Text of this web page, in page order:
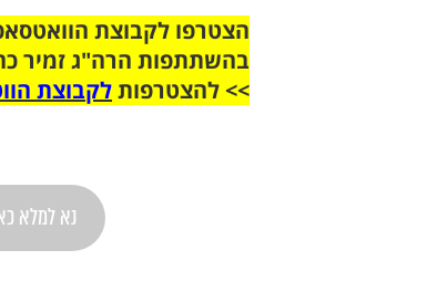
בהשתתפות הרה"ג זמיר
>> להצטרפותלקבוצת